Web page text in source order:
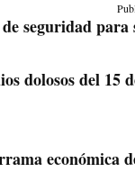
seguridad
dolosos del 15
económica